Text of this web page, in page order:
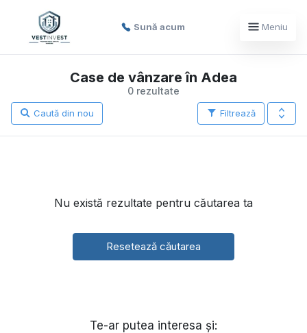
Sună acum Meniu
0 rezultate
Case de vânzare în Adea
Filtrează
Caută din nou
Nu există rezultate pentru căutarea ta
Resetează căutarea
Te-ar putea interesa și: